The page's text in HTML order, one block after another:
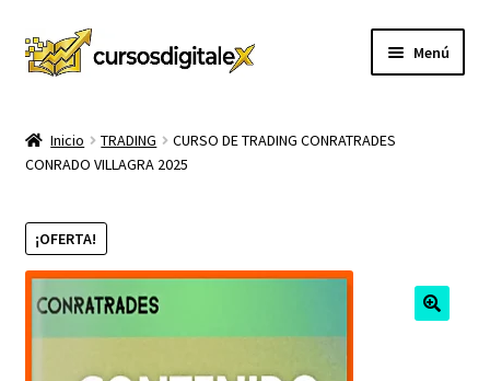
Ir
a
Ir
al
Menú
TIENDA
CURSOS
hijo
MEMBRESIA
MI CUENTA
Inicio TRADING
CURSO DE TRADING CONRATRADES
CONRADO VILLAGRA 2025
¡OFERTA!